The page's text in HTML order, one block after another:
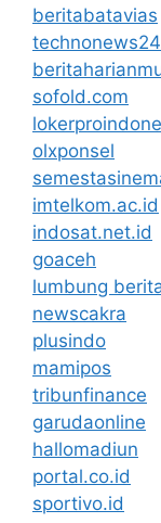
beritabatavias
sofold.com
olxponsel
imtelkom.ac.id
indosat.net.id
goaceh
lumbung
newscakra
plusindo
mamipos
tribunfinance
garudaonline
hallomadiun
portal.co.id
sportivo.id